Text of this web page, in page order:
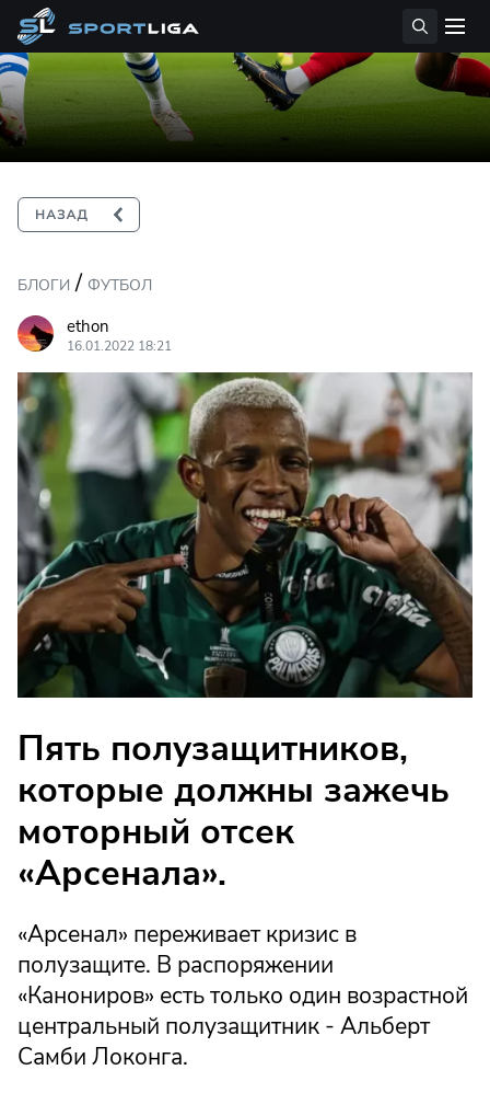
БЛОГИ / ФУТБОЛ
ethon
16.01.2022 18:21
Пять полузащитников,
которые должны зажечь
моторный отсек
«Арсенала».
«Арсенал» переживает кризис в
полузащите. В распоряжении
«Канониров» есть только один возрастной
центральный полузащитник - Альберт
Самби Локонга.